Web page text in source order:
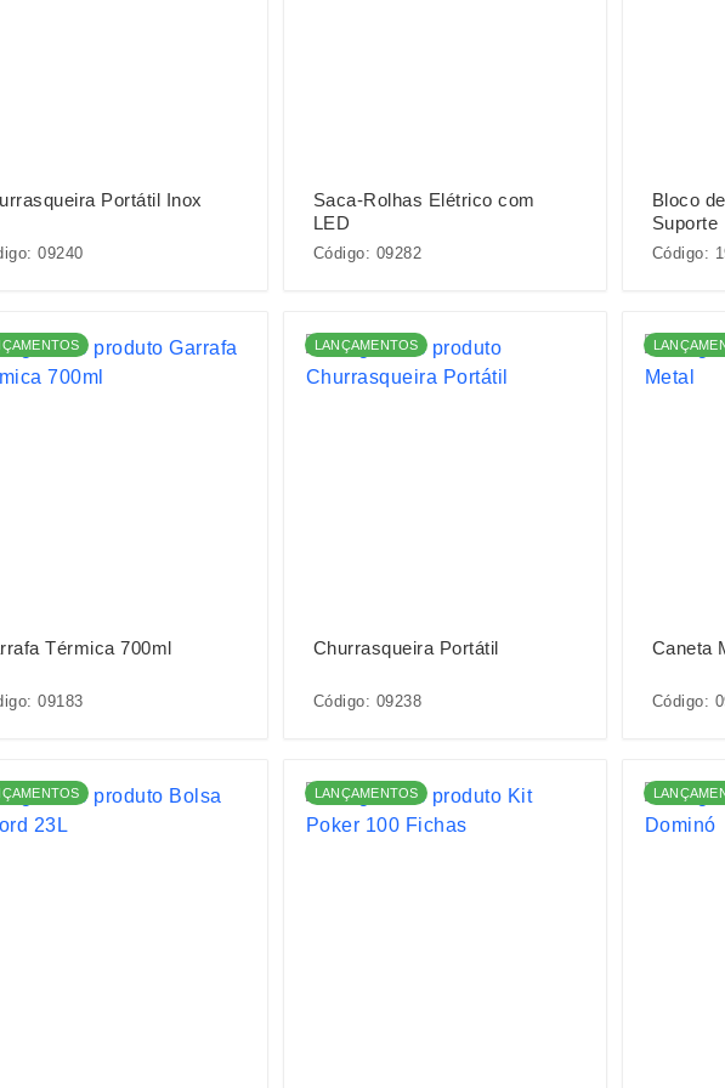
Portátil Inox
09240
Saca-Rolhas Elétrico com
LED
Código: 09282
Bloco
Suporte
Código:
Térmica 700ml
09183
LANÇAMENTOS
Churrasqueira Portátil
Código: 09238
Caneta
Código:
LANÇAMENTOS